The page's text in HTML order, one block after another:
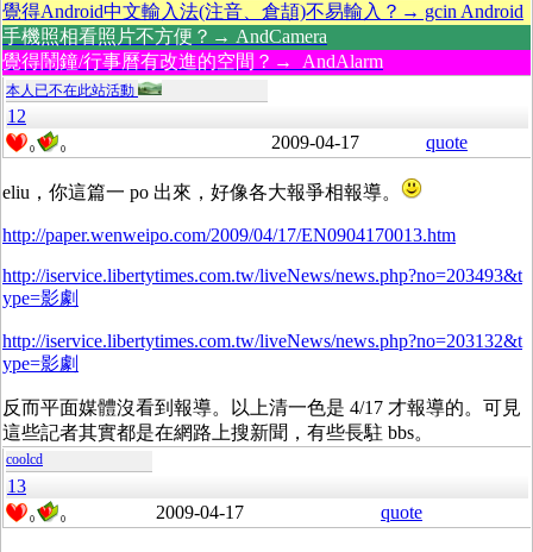
覺得Android中文輸入法(注音、倉頡)不易輸入？→ gcin Android
手機照相看照片不方便？→ AndCamera
覺得鬧鐘/行事曆有改進的空間？→ AndAlarm
本人已不在此站活動
12
0 0 2009-04-17 quote
eliu，你這篇一 po 出來，好像各大報爭相報導。
http://paper.wenweipo.com/2009/04/17/EN0904170013.htm
http://iservice.libertytimes.com.tw/liveNews/news.php?no=203493&t
ype=影劇
http://iservice.libertytimes.com.tw/liveNews/news.php?no=203132&t
ype=影劇
反而平面媒體沒看到報導。以上清一色是 4/17 才報導的。可見
這些記者其實都是在網路上搜新聞，有些長駐 bbs。
coolcd
13
0 0 2009-04-17 quote